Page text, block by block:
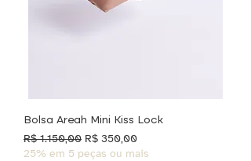
Bolsa Areah Mini Kiss Lock
Preço normal
R$ 1.150,00 Preço promocional
R$ 350,00
25% em 5 peças ou mais